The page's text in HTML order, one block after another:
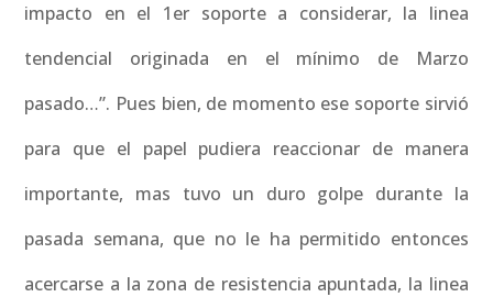
impacto en el 1er soporte a considerar, la linea
tendencial originada en el mínimo de Marzo
pasado…”. Pues bien, de momento ese soporte sirvió
para que el papel pudiera reaccionar de manera
importante, mas tuvo un duro golpe durante la
pasada semana, que no le ha permitido entonces
acercarse a la zona de resistencia apuntada, la linea